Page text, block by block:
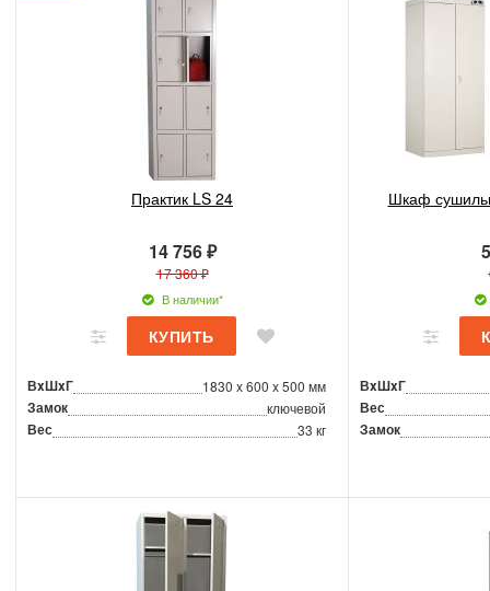
Практик LS 24
14 756 ₽
17 360 ₽
В наличии*
ВxШxГ 1830 x 600 x 500 мм
Замок ключевой
Вес 33 кг
Шкаф
ВxШxГ
Вес
Замок